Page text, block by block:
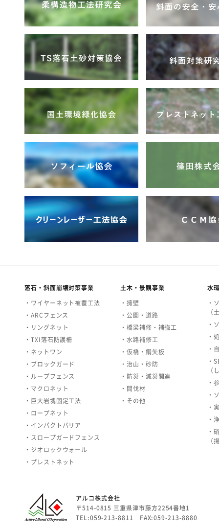
落石・斜面崩壊対策事業
・ワイヤーネット被覆工法
・ARCフェンス
・リングネット
・TXI落石防護柵
・ネットワン
・ブロックガード
・ループフェンス
・マクロネット
・巨大岩塊固定工法
・ロープネット
・インパクトバリア
・スロープガードフェンス
・ジオロックウォール
・プレストネット
土木・景観事業
・擁壁
・公園・道路
・橋梁補修・補強工
・水路補修工
・仮橋・鋼矢板
・治山・砂防
・防災・減災関連
・間伐材
・その他
水
・
（
・
・
・
・
（
・
・
・
・
・
（
アルコ株式会社
〒514-0815 三重県津市藤方2254番地1
TEL:059-213-8811 FAX:059-213-8880